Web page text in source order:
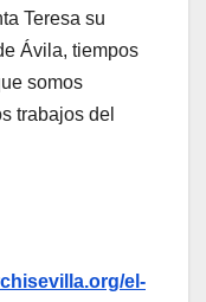
Teresa su
Ávila, tiempos
somos
trabajos del
el-